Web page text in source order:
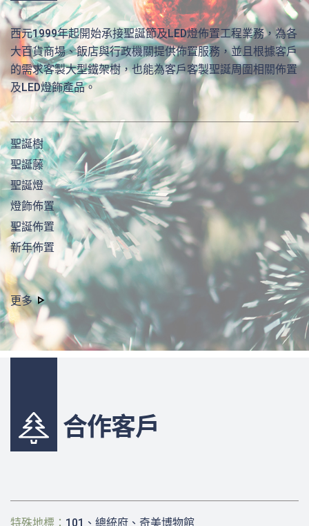
西元1999年起開始承接聖誕節及LED燈佈置工程業務，為各
大百貨商場、飯店與行政機關提供佈置服務，並且根據客戶
的需求客製大型鐵架樹，也能為客戶客製聖誕周圍相關佈置
及LED燈飾產品。
聖誕樹
聖誕藤
聖誕燈
燈飾佈置
聖誕佈置
新年佈置
更多
合作客戶
特殊地標： 101、總統府、奇美博物館